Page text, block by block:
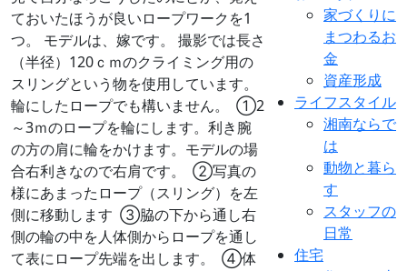
ておいたほうが良いロープワークを1
つ。 モデルは、嫁です。 撮影では長さ
（半径）120ｃｍのクライミング用の
スリングという物を使用しています。
輪にしたロープでも構いません。
①2
～3ｍのロープを輪にします。利き腕
の方の肩に輪をかけます。モデルの場
合右利きなので右肩です。
②写真の
様にあまったロープ（スリング）を左
側に移動します ③脇の下から通し右
側の輪の中を人体側からロープを通し
て表にロープ先端を出します。
④体
家づくりに
まつわるお
金
資産形成
ライフスタイル
湘南ならで
は
動物と暮ら
す
スタッフの
日常
住宅